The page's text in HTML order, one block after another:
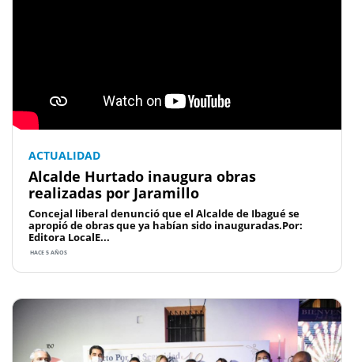
ACTUALIDAD
Alcalde Hurtado inaugura obras
realizadas por Jaramillo
Concejal liberal denunció que el Alcalde de Ibagué se
apropió de obras que ya habían sido inauguradas.Por:
Editora LocalE...
HACE 5 AÑOS